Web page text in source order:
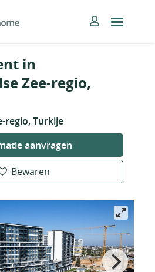
in
Zee-regio,
regio, Turkije
aanvragen
Bewaren